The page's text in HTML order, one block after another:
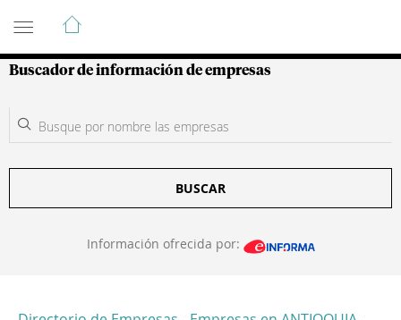
Guía de Empresas Colombianas
Buscador de información de empresas
BUSCAR
Información ofrecida por: